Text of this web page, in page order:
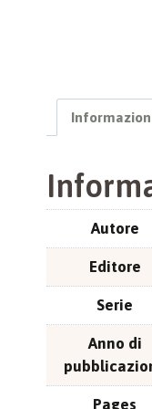
Autore
Editore
Serie
Anno di
Pages